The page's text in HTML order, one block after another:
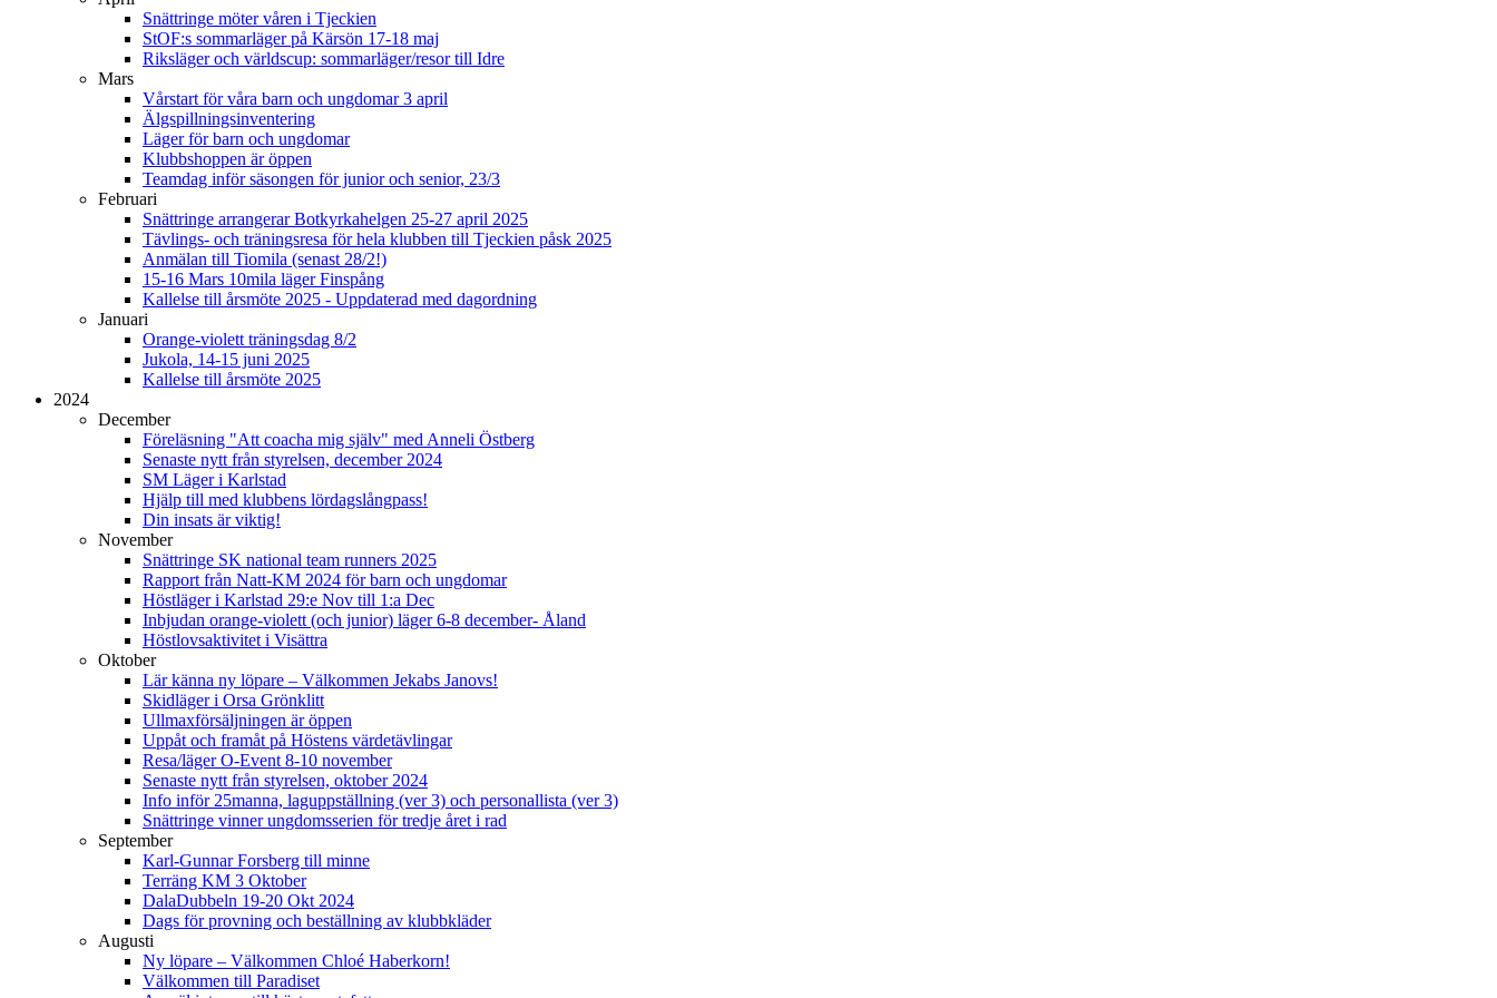
Snättringe möter våren i Tjeckien
StOF:s sommarläger på Kärsön 17-18 maj
Riksläger och världscup: sommarläger/resor till Idre
Mars
Vårstart för våra barn och ungdomar 3 april
Älgspillningsinventering
Läger för barn och ungdomar
Klubbshoppen är öppen
Teamdag inför säsongen för junior och senior, 23/3
Februari
Snättringe arrangerar Botkyrkahelgen 25-27 april 2025
Tävlings- och träningsresa för hela klubben till Tjeckien påsk 2025
Anmälan till Tiomila (senast 28/2!)
15-16 Mars 10mila läger Finspång
Kallelse till årsmöte 2025 - Uppdaterad med dagordning
Januari
Orange-violett träningsdag 8/2
Jukola, 14-15 juni 2025
Kallelse till årsmöte 2025
2024
December
Föreläsning "Att coacha mig själv" med Anneli Östberg
Senaste nytt från styrelsen, december 2024
SM Läger i Karlstad
Hjälp till med klubbens lördagslångpass!
Din insats är viktig!
November
Snättringe SK national team runners 2025
Rapport från Natt-KM 2024 för barn och ungdomar
Höstläger i Karlstad 29:e Nov till 1:a Dec
Inbjudan orange-violett (och junior) läger 6-8 december- Åland
Höstlovsaktivitet i Visättra
Oktober
Lär känna ny löpare – Välkommen Jekabs Janovs!
Skidläger i Orsa Grönklitt
Ullmaxförsäljningen är öppen
Uppåt och framåt på Höstens värdetävlingar
Resa/läger O-Event 8-10 november
Senaste nytt från styrelsen, oktober 2024
Info inför 25manna, laguppställning (ver 3) och personallista (ver 3)
Snättringe vinner ungdomsserien för tredje året i rad
September
Karl-Gunnar Forsberg till minne
Terräng KM 3 Oktober
DalaDubbeln 19-20 Okt 2024
Dags för provning och beställning av klubbkläder
Augusti
Ny löpare – Välkommen Chloé Haberkorn!
Välkommen till Paradiset